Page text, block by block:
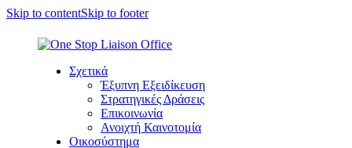
Skip to contentSkip to footer
Σχετικά
Έξυπνη Εξειδίκευση
Στρατηγικές Δράσεις
Επικοινωνία
Ανοιχτή Καινοτομία
Οικοσύστημα